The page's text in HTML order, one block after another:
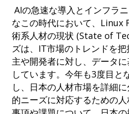
AIの急速な導入とインフラ
なこの時代において、Linux
術系人材の現状 (State of
ズは、IT市場のトレンドを
主や開発者に対し、データ
しています。今年も3度目と
し、日本の人材市場を詳細
的ニーズに対応するための